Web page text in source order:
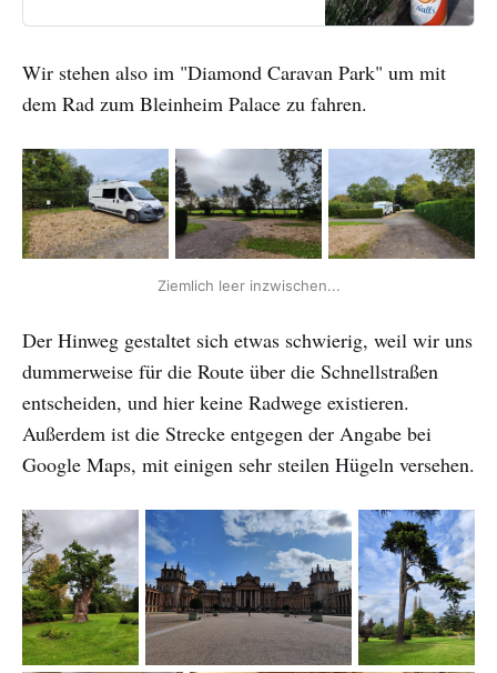
Wir stehen also im "Diamond Caravan Park" um mit
dem Rad zum Bleinheim Palace zu fahren.
Ziemlich leer inzwischen...
Der Hinweg gestaltet sich etwas schwierig, weil wir uns
dummerweise für die Route über die Schnellstraßen
entscheiden, und hier keine Radwege existieren.
Außerdem ist die Strecke entgegen der Angabe bei
Google Maps, mit einigen sehr steilen Hügeln versehen.